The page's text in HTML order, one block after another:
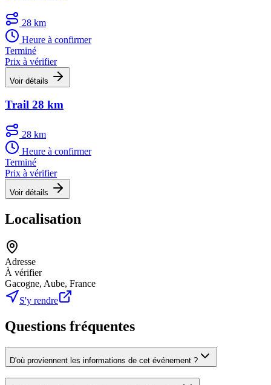
28 km
Heure à confirmer
Terminé
Prix à vérifier
Voir détails
Trail 28 km
28 km
Heure à confirmer
Terminé
Prix à vérifier
Voir détails
Localisation
Adresse
À vérifier
Gacogne, Aube, France
S'y rendre
Questions fréquentes
D'où proviennent les informations de cet événement ?